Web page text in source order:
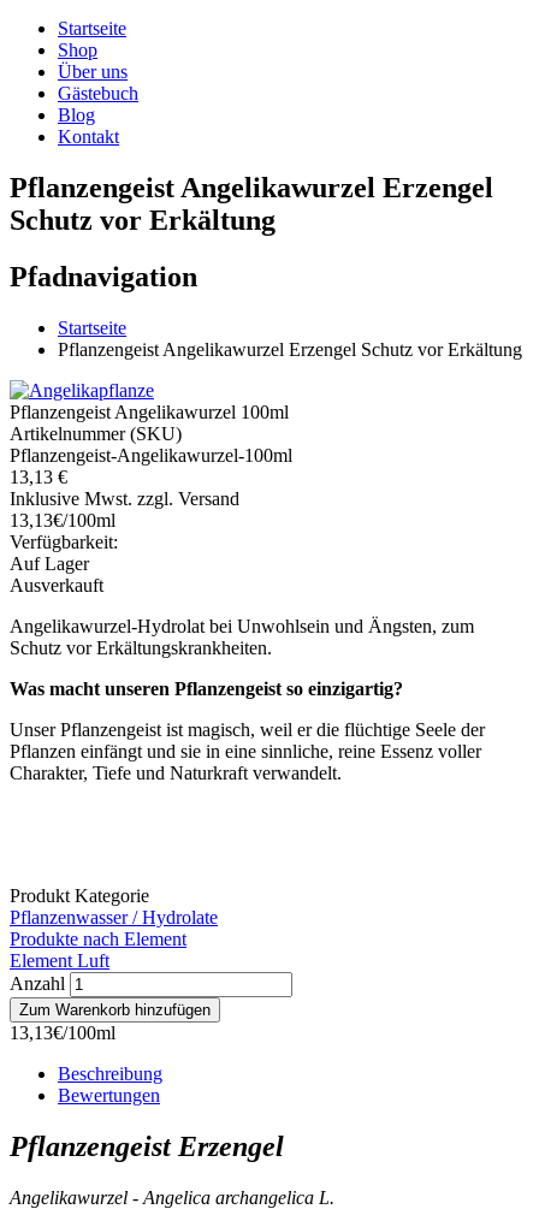
Startseite
Shop
Über uns
Gästebuch
Blog
Kontakt
Pflanzengeist Angelikawurzel Erzengel
Schutz vor Erkältung
Pfadnavigation
Startseite
Pflanzengeist Angelikawurzel Erzengel Schutz vor Erkältung
Pflanzengeist Angelikawurzel 100ml
Artikelnummer (SKU)
Pflanzengeist-Angelikawurzel-100ml
13,13 €
Inklusive Mwst. zzgl. Versand
13,13€/100ml
Verfügbarkeit:
Auf Lager
Ausverkauft
Angelikawurzel-Hydrolat bei Unwohlsein und Ängsten, zum
Schutz vor Erkältungskrankheiten.
Was macht unseren Pflanzengeist so einzigartig?
Unser Pflanzengeist ist magisch, weil er die flüchtige Seele der
Pflanzen einfängt und sie in eine sinnliche, reine Essenz voller
Charakter, Tiefe und Naturkraft verwandelt.
Produkt Kategorie
Pflanzenwasser / Hydrolate
Produkte nach Element
Element Luft
Anzahl
13,13€/100ml
Beschreibung
Bewertungen
Pflanzengeist Erzengel
Angelikawurzel - Angelica archangelica L.